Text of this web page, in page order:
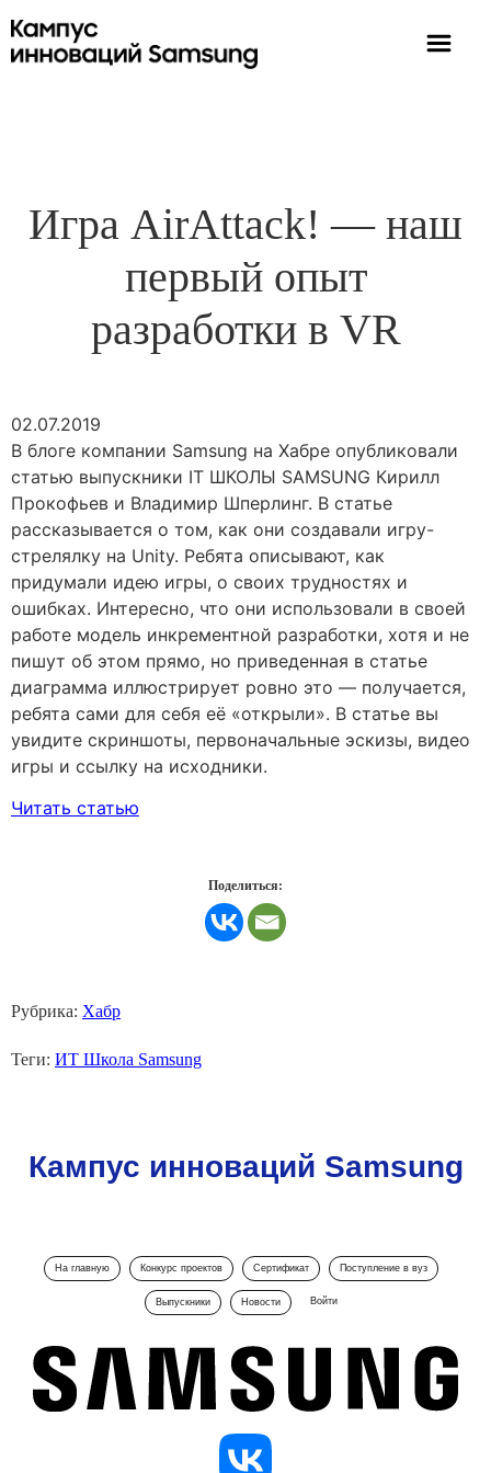
Игра AirAttack! — наш
первый опыт
разработки в VR
02.07.2019
В блоге компании Samsung на Хабре опубликовали
статью выпускники IT ШКОЛЫ SAMSUNG Кирилл
Прокофьев и Владимир Шперлинг. В статье
рассказывается о том, как они создавали игру-
стрелялку на Unity. Ребята описывают, как
придумали идею игры, о своих трудностях и
ошибках. Интересно, что они использовали в своей
работе модель инкрементной разработки, хотя и не
пишут об этом прямо, но приведенная в статье
диаграмма иллюстрирует ровно это — получается,
ребята сами для себя её «открыли». В статье вы
увидите скриншоты, первоначальные эскизы, видео
игры и ссылку на исходники.
Читать статью
Поделиться:
Рубрика: Хабр
Теги: ИТ Школа Samsung
Кампус инноваций Samsung
На главную Конкурс проектов Сертификат Поступление в вуз
Выпускники Новости Войти